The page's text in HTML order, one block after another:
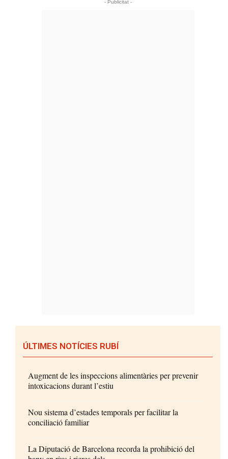
- Publicitat -
ÚLTIMES NOTÍCIES RUBÍ
Augment de les inspeccions alimentàries per prevenir
intoxicacions durant l’estiu
Nou sistema d’estades temporals per facilitar la
conciliació familiar
La Diputació de Barcelona recorda la prohibició del